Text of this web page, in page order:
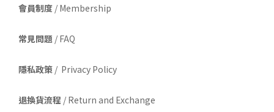
會員制度 / Membership
常見問題 / FAQ
隱私政策 / Privacy Policy
退換貨流程 / Return and Exchange